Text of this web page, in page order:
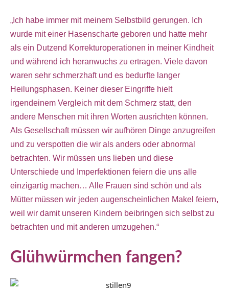
„Ich habe immer mit meinem Selbstbild gerungen. Ich
wurde mit einer Hasenscharte geboren und hatte mehr
als ein Dutzend Korrekturoperationen in meiner Kindheit
und während ich heranwuchs zu ertragen. Viele davon
waren sehr schmerzhaft und es bedurfte langer
Heilungsphasen. Keiner dieser Eingriffe hielt
irgendeinem Vergleich mit dem Schmerz statt, den
andere Menschen mit ihren Worten ausrichten können.
Als Gesellschaft müssen wir aufhören Dinge anzugreifen
und zu verspotten die wir als anders oder abnormal
betrachten. Wir müssen uns lieben und diese
Unterschiede und Imperfektionen feiern die uns alle
einzigartig machen… Alle Frauen sind schön und als
Mütter müssen wir jeden augenscheinlichen Makel feiern,
weil wir damit unseren Kindern beibringen sich selbst zu
betrachten und mit anderen umzugehen.“
Glühwürmchen fangen?